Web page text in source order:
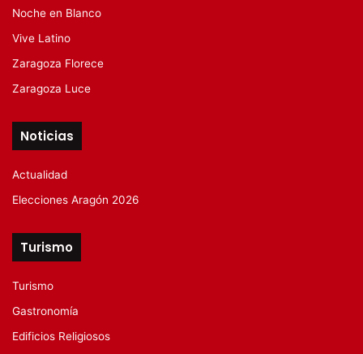
Noche en Blanco
Vive Latino
Zaragoza Florece
Zaragoza Luce
Noticias
Actualidad
Elecciones Aragón 2026
Turismo
Turismo
Gastronomía
Edificios Religiosos